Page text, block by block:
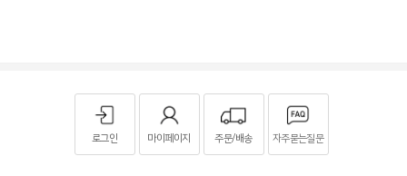
로그인 마이페이지 주문/배송 자주묻는질문